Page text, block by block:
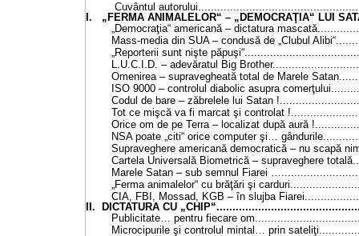
Cuvântul
I. „FERMA ANIMALELOR“ – „DEMOCRAŢIA“ LUI
„Democraţia“ americană – dictatura
Mass-media din SUA – condusă de „Clubul
„Reporterii sunt nişte
L.U.C.I.D. – adevăratul Big
Omenirea – supravegheată total de Marele
ISO 9000 – controlul diabolic asupra
Codul de bare – zăbrelele lui Satan
Tot ce mişcă va fi marcat şi controlat
Orice om de pe Terra – localizat după aură
NSA poate „citi“ orice computer şi…
Supraveghere americană democratică – nu scapă
Cartela Universală Biometrică – supraveghere
Marele Satan – sub semnul Fiarei
„Ferma animalelor“ cu brăţări şi
CIA, FBI, Mossad, KGB – în slujba
II. DICTATURA CU
Publicitate… pentru fiecare
Microcipurile şi controlul mintal… prin